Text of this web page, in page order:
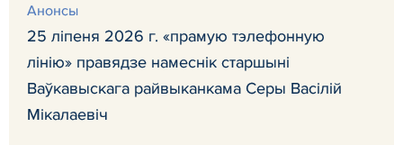
Анонсы
25 ліпеня 2026 г. «прамую тэлефонную
лінію» правядзе намеснік старшыні
Ваўкавыскага райвыканкама Серы Васілій
Мікалаевіч